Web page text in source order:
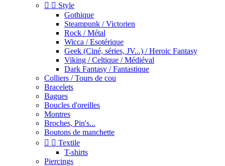
  Style
Gothique
Steampunk / Victorien
Rock / Métal
Wicca / Esotérique
Geek (Ciné, séries, JV...) / Heroic Fantasy
Viking / Celtique / Médiéval
Dark Fantasy / Fantastique
Colliers / Tours de cou
Bracelets
Bagues
Boucles d'oreilles
Montres
Broches, Pin's...
Boutons de manchette
  Textile
T-shirts
Piercings